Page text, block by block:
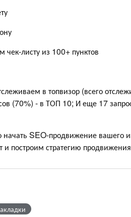
листу из 100+ пунктов
в топвизор (всего
(70%) - в ТОП 10; И еще 17
начать SEO-продвижение вашего
построим стратегию